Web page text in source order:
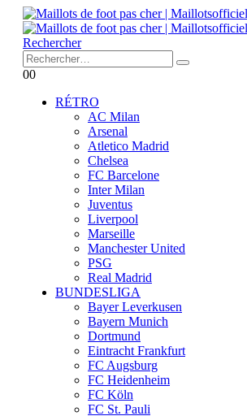
Rechercher
00
RÉTRO
AC Milan
Arsenal
Atletico Madrid
Chelsea
FC Barcelone
Inter Milan
Juventus
Liverpool
Marseille
Manchester United
PSG
Real Madrid
BUNDESLIGA
Bayer Leverkusen
Bayern Munich
Dortmund
Eintracht Frankfurt
FC Augsburg
FC Heidenheim
FC Köln
FC St. Pauli